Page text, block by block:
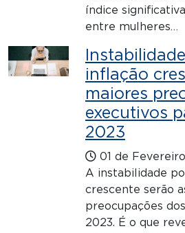
índice
entre mulheres…
inflação
maiores
executivos
2023
01 de
A instabilidade
crescente serão
preocupações
2023. É o que